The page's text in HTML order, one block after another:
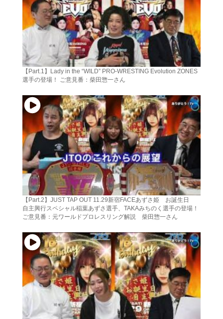
【Part.1】Lady in the “WILD” PRO-WRESTING Evolution ZONES
選手の登場！ ご意見番：柴田惣一さん
【Part.2】JUST TAP OUT 11.29新宿FACEあずさ姫 お誕生日
自主興行スペシャル稲葉あずさ選手、TAKAみちのく選手の登場！
ご意見番：元ワールドプロレスリング解説 柴田惣一さん